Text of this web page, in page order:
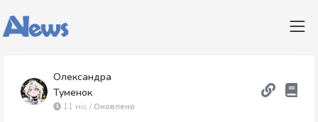
Олександра
Туменок
11 міс / Оновлено